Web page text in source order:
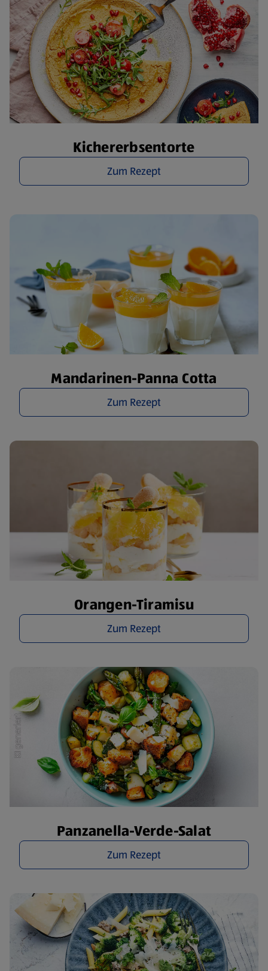
Kichererbsentorte
Zum Rezept
Mandarinen-Panna Cotta
Zum Rezept
Orangen-Tiramisu
Zum Rezept
Panzanella-Verde-Salat
Zum Rezept